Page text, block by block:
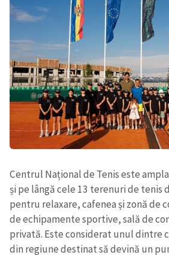
Centrul Național de Tenis este
și pe lângă cele 13 terenuri de tenis
pentru relaxare, cafenea și zonă de
de echipamente sportive, sală de
privată. Este considerat unul dintre
din regiune destinat să devină un
ȘTIREA MEA
Titlu știre
+ Adaugă titlu
Fotografie
+ Încarcă imagine
Link media
+ Link media